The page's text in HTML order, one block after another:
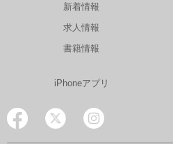
新着情報
求人情報
書籍情報
iPhoneアプリ